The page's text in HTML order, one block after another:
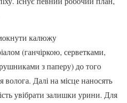
калюжу
(ганчіркою, серветками,
з паперу) до того
волога. Далі на місце наносять
увібрати залишки урини. Для